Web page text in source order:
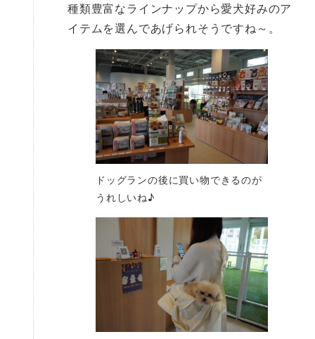
種類豊富なラインナップから愛犬好みのア
イテムを選んであげられそうですね～。
ドッグランの後に買い物できるのが
うれしいね♪